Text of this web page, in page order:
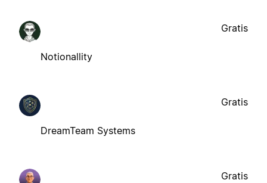
Notionallity
Gratis
DreamTeam Systems
Gratis
Gratis